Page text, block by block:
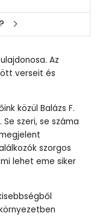
Az
verseit és
közül Balázs F.
szeri, se száma
szorgos
lehet eme siker